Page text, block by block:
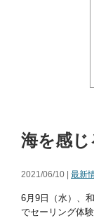
海を感
2021/06/10 | 最新
6月9日（水）、
でセーリング体